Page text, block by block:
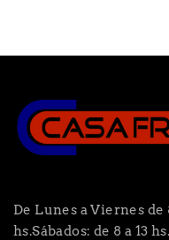
De Lunes a Viernes de
hs.Sábados: de 8 a 13 hs.